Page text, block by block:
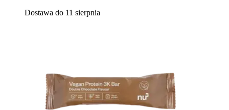
Dostawa do 11 sierpnia